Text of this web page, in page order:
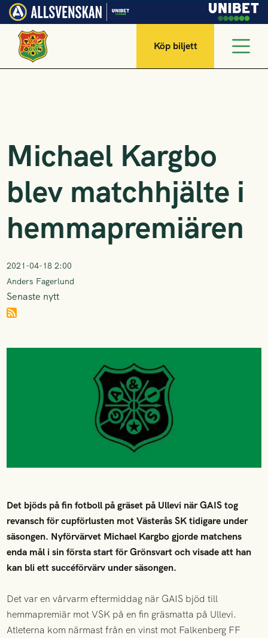
Köp biljett
Michael Kargbo
blev matchhjälte i
hemmapremiären
2021-04-18 2:00
Anders Fagerlund
Senaste nytt
Det bjöds på fin fotboll på gräset på Ullevi när GAIS tog
revansch för cupförlusten mot Västerås SK tidigare under
säsongen. Nyförvärvet Michael Kargbo gjorde matchens
enda mål i sin första start för Grönsvart och visade att han
kan bli ett succéförvärv under säsongen.
Det var en vårvarm eftermiddag när GAIS bjöd till
hemmapremiär mot VSK på en fin gräsmatta på Ullevi.
Atleterna kom närmast från en vinst mot Falkenberg FF